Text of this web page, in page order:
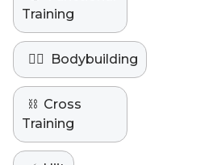
Training
🏋️‍♀️ Bodybuilding
⛓️ Cross
Training